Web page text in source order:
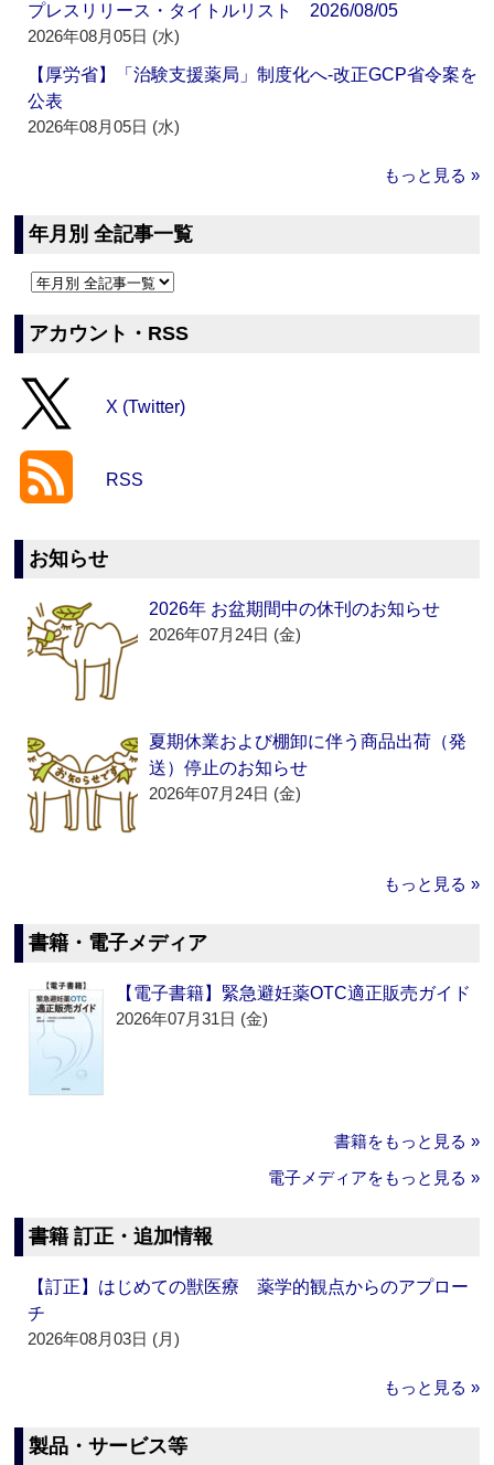
プレスリリース・タイトルリスト 2026/08/05
2026年08月05日 (水)
【厚労省】「治験支援薬局」制度化へ‐改正GCP省令案を
公表
2026年08月05日 (水)
もっと見る »
年月別 全記事一覧
アカウント・RSS
X (Twitter)
RSS
お知らせ
2026年 お盆期間中の休刊のお知らせ
2026年07月24日 (金)
夏期休業および棚卸に伴う商品出荷（発
送）停止のお知らせ
2026年07月24日 (金)
もっと見る »
書籍・電子メディア
【電子書籍】緊急避妊薬OTC適正販売ガイド
2026年07月31日 (金)
書籍をもっと見る »
電子メディアをもっと見る »
書籍 訂正・追加情報
【訂正】はじめての獣医療 薬学的観点からのアプロー
チ
2026年08月03日 (月)
もっと見る »
製品・サービス等